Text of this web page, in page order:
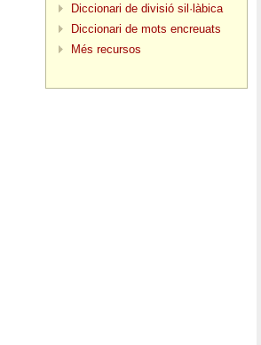
Diccionari de divisió sil·làbica
Diccionari de mots encreuats
Més recursos